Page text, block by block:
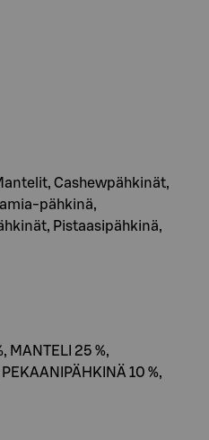
Cashewpähkinät,
pähkinä,
Pistaasipähkinä,
MANTELI 25 %,
10 %,